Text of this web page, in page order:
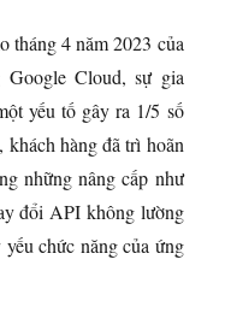
tháng 4 năm 2023 của
Cloud, sự gia
yếu tố gây ra 1/5 số
khách hàng đã trì hoãn
những nâng cấp như
đổi API không lường
chức năng của ứng